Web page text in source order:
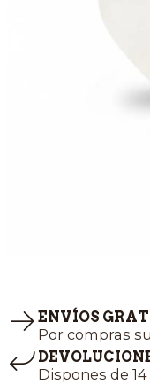
ENVÍOS
Por compras
Dispones de